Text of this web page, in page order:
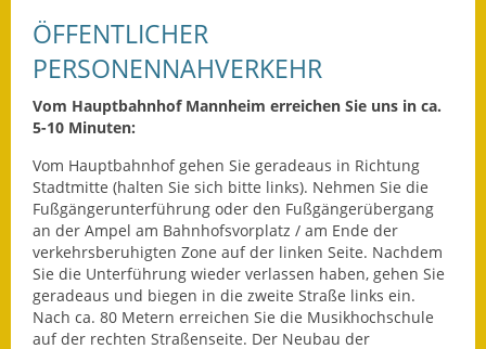
Bodenrichtwerte
Flächennutzungsplan
Gerätehütten
Gutachterausschuss
ÖFFENTLICHER
PERSONENNAHVERKEHR
Vom Hauptbahnhof Mannheim erreichen Sie uns in ca.
5-10 Minuten:
Vom Hauptbahnhof gehen Sie geradeaus in Richtung
Stadtmitte (halten Sie sich bitte links). Nehmen Sie die
Fußgängerunterführung oder den Fußgängerübergang
an der Ampel am Bahnhofsvorplatz / am Ende der
verkehrsberuhigten Zone auf der linken Seite. Nachdem
Sie die Unterführung wieder verlassen haben, gehen Sie
geradeaus und biegen in die zweite Straße links ein.
Nach ca. 80 Metern erreichen Sie die Musikhochschule
auf der rechten Straßenseite. Der Neubau der